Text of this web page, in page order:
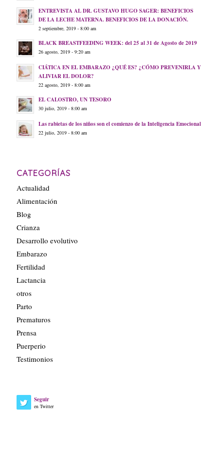
ENTREVISTA AL DR. GUSTAVO HUGO SAGER: BENEFICIOS
DE LA LECHE MATERNA. BENEFICIOS DE LA DONACIÓN.
2 septiembre, 2019 - 8:00 am
BLACK BREASTFEEDING WEEK: del 25 al 31 de Agosto de 2019
26 agosto, 2019 - 9:20 am
CIÁTICA EN EL EMBARAZO ¿QUÉ ES? ¿CÓMO PREVENIRLA Y
ALIVIAR EL DOLOR?
22 agosto, 2019 - 8:00 am
EL CALOSTRO, UN TESORO
30 julio, 2019 - 8:00 am
Las rabietas de los niños son el comienzo de la Inteligencia Emocional
22 julio, 2019 - 8:00 am
CATEGORÍAS
Actualidad
Alimentación
Blog
Crianza
Desarrollo evolutivo
Embarazo
Fertilidad
Lactancia
otros
Parto
Prematuros
Prensa
Puerperio
Testimonios
Seguir
en Twitter